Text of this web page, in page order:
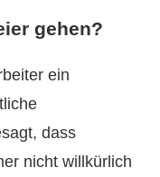
gehen?
ein
dass
nicht willkürlich